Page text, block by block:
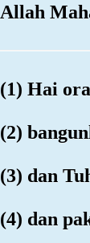
Allah
(1) Hai
(2)
(3) dan
(4) dan